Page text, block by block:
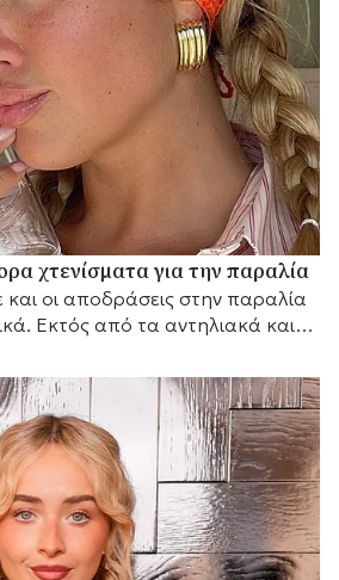
χτενίσματα για την παραλία
οι αποδράσεις στην παραλία
Εκτός από τα αντηλιακά και